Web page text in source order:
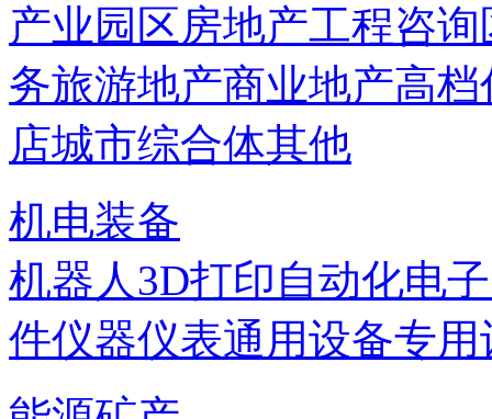
产业园区房地产工程咨询
务旅游地产商业地产高档
店城市综合体其他
机电装备
机器人3D打印自动化电
件仪器仪表通用设备专用